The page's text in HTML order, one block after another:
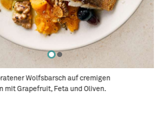
Wolfsbarsch auf cremigen
mit Grapefruit, Feta und Oliven.